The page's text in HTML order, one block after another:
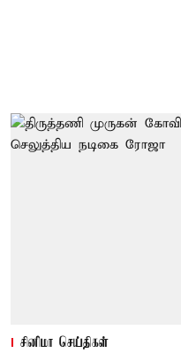
சினிமா செய்திகள்